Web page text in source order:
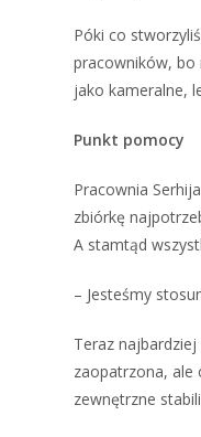
Póki co
pracowników, bo
jako kameralne,
Punkt pomocy
Pracownia
zbiórkę
A stamtąd
– Jesteśmy
Teraz
zaopatrzona, ale
zewnętrzne